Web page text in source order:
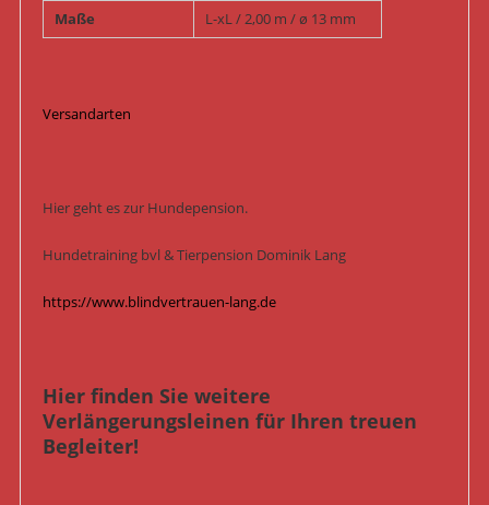
Maße L-xL / 2,00 m / ø 13 mm
Versandarten
Hier geht es zur Hundepension.
Hundetraining bvl & Tierpension Dominik Lang
https://www.blindvertrauen-lang.de
Hier finden Sie weitere
Verlängerungsleinen für Ihren treuen
Begleiter!